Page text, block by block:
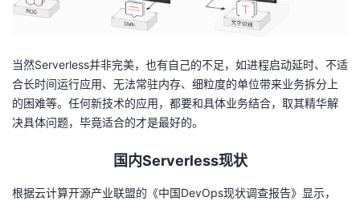
当然Serverless并非完美，也有自己的不足，如进程启动延时、不适
合长时间运行应用、无法常驻内存、细粒度的单位带来业务拆分上
的困难等。任何新技术的应用，都要和具体业务结合，取其精华解
决具体问题，毕竟适合的才是最好的。
国内Serverless现状
根据云计算开源产业联盟的《中国DevOps现状调查报告》显示，